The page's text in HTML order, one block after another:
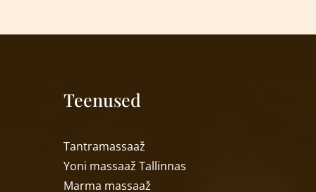
Teenused
Tantramassaaž
Yoni massaaž Tallinnas
Marma massaaž